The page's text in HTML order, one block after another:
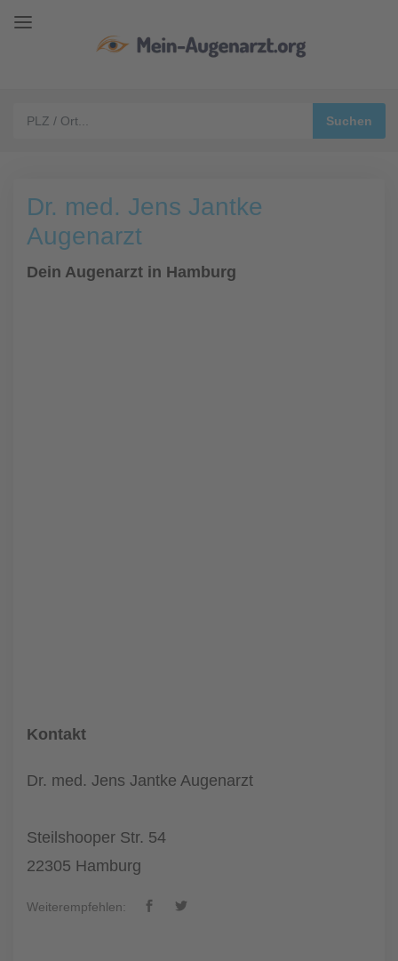
Dr. med. Jens Jantke
Augenarzt
Dein Augenarzt in Hamburg
Kontakt
Dr. med. Jens Jantke Augenarzt
Steilshooper Str. 54
22305 Hamburg
Weiterempfehlen: